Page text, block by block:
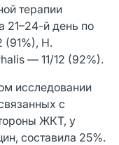
терапии
21–24-й день по
H.
— 11/12 (92%).
исследовании
с
ЖКТ, у
составила 25%.